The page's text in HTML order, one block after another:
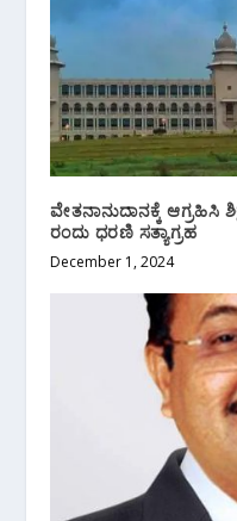
ವೇತನಾನುದಾನಕ್ಕೆ
ರಂದು ಧರಣಿ ಸತ್ಯಾಗ್ರಹ
December 1, 2024